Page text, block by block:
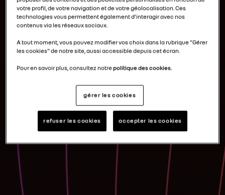
votre profil, de votre navigation et de votre géolocalisation. Ces
technologies vous permettent également d’interagir avec nos
contenus via les réseaux sociaux.
A tout moment, vous pouvez modifier vos choix dans la rubrique "Gérer
les cookies" de notre site, aussi accessible depuis cet écran.
Pour en savoir plus, consultez notrepolitique des cookies.
gérer les cookies
refuser les cookies accepter les cookies